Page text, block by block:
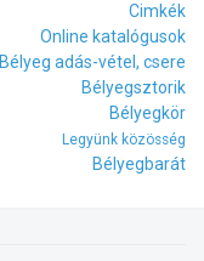
Cimkék
Online katalógusok
Bélyeg adás-vétel, csere
Bélyegsztorik
Bélyegkör
Legyünk közösség
Bélyegbarát